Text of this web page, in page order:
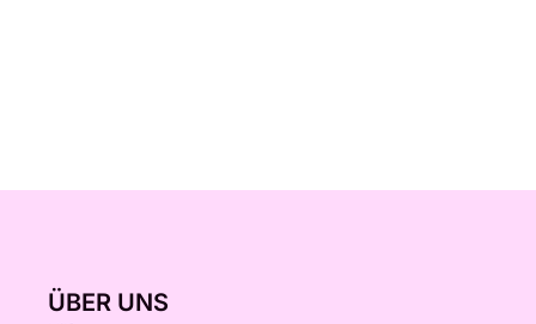
ÜBER UNS